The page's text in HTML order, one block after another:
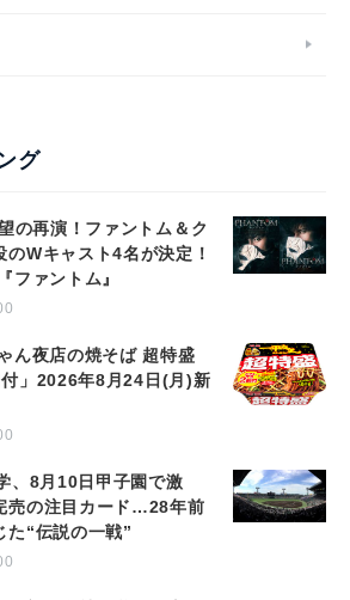
グ
の再演！ファントム＆ク
のWキャスト4名が決定！
ファントム』
ん夜店の焼そば 超特盛
」2026年8月24日(月)新
、8月10日甲子園で激
の注目カード…28年前
た“伝説の一戦”